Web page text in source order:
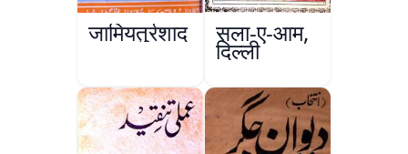
जामियतुर्रशाद सला-ए-आम,
दिल्ली